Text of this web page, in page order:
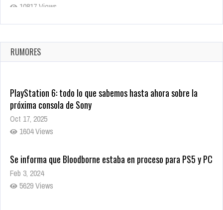
10817 Views
La configuración de Call of Duty 2021 aparentemente ya fue
Ago 8, 2021
10003 Views
RUMORES
PlayStation 6: todo lo que sabemos hasta ahora sobre la
próxima consola de Sony
Oct 17, 2025
1604 Views
Se informa que Bloodborne estaba en proceso para PS5 y PC
Feb 3, 2024
5629 Views